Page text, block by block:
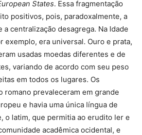
States. Essa fragmentação
positivos, pois, paradoxalmente, a
a centralização desagrega. Na Idade
exemplo, era universal. Ouro e prata,
usadas moedas diferentes e de
variando de acordo com seu peso
em todos os lugares. Os
romano prevaleceram em grande
e havia uma única língua de
o latim, que permitia ao erudito ler e
acadêmica ocidental, e